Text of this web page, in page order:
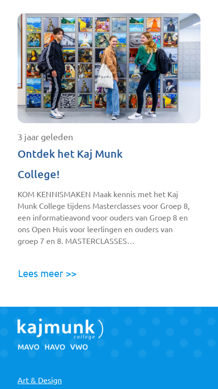
3 jaar geleden
Ontdek het Kaj Munk
College!
KOM KENNISMAKEN Maak kennis met het Kaj
Munk College tijdens Masterclasses voor Groep 8,
een informatieavond voor ouders van Groep 8 en
ons Open Huis voor leerlingen en ouders van
groep 7 en 8. MASTERCLASSES…
Lees meer >>
Art & Design